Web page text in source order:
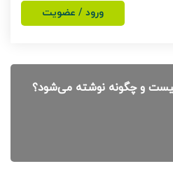
ورود / عضویت
و چگونه نوشته می‌شود؟